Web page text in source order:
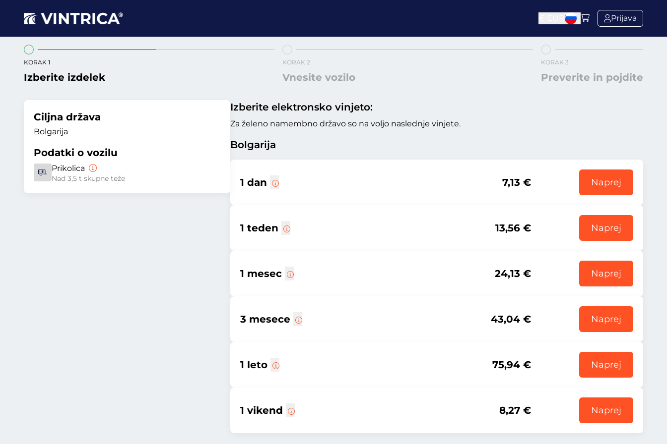
Prijava
KORAK 1
Izberite izdelek
KORAK 2
Vnesite vozilo
KORAK 3
Preverite in pojdite
Ciljna država
Bolgarija
Podatki o vozilu
Prikolica
Nad 3,5 t skupne teže
Izberite elektronsko vinjeto:
Za želeno namembno državo so na voljo naslednje vinjete.
Bolgarija
1 dan 7,13 € Naprej
1 teden 13,56 € Naprej
1 mesec 24,13 € Naprej
3 mesece 43,04 € Naprej
1 leto 75,94 € Naprej
1 vikend 8,27 € Naprej